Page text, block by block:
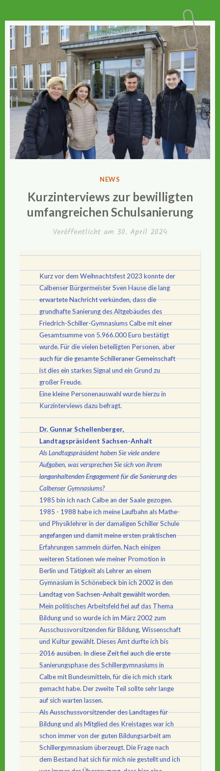
VERÖFFENTLICHT
NEWS
Kurzinterviews zur bewilligten
umfangreichen Schulsanierung
Veröffentlicht am 30. April 2024
Kurz vor dem Weihnachtsfest 2023 konnte der
Calbenser Bürgermeister Sven Hause die lang
erwartete Nachricht verkünden, dass die
grundhafte Sanierung des Altgebäudes des
Friedrich-Schiller-Gymnasiums Calbe mit einer
Gesamtsumme von 5.966.000 Euro bestätigt
wurde. Für die vielen beteiligten Personen, aber
auch für die gesamte Schilleraner Gemeinschaft
ist dies ein starkes Signal und ein Grund zu
großer Freude.
Eine kleine Personenauswahl wurde hierzu in
Kurzinterviews dazu befragt.
Dr. Gunnar Schellenberger,
Landtagspräsident Sachsen-Anhalt
Als Landtagspräsident haben Sie viele andere
Aufgaben, was versprechen Sie sich von ihrem
langanhaltenden Engagement für die Sanierung des
Calbenser Gymnasiums?
1985 bin ich nach Calbe an der Saale gezogen.
1985 - 1988 habe ich meine Laufbahn als Mathe-
und Physiklehrer in der damaligen Schiller Schule
angefangen und damit meine ersten praktischen
Erfahrungen sammeln dürfen. Nach einigen
weiteren Stationen wie meiner Promotion in
Berlin und Tätigkeit als Lehrer an einem
Gymnasium in Schönebeck bin ich 2002 in den
Landtag von Sachsen-Anhalt gewählt worden.
Mein politisches Arbeitsfeld fiel auf das Thema
Bildung und so wurde ich im März 2002 zum
Ausschussvorsitzenden für Bildung, Wissenschaft
und Kultur gewählt. Dieses Amt durfte ich bis
2016 ausüben. In diese Zeit fiel auch die erste
Sanierungsphase des Schillergymnasiums in
Calbe mit Bundesmitteln, für die ich mich stark
gemacht habe. Der zweite Teil sollte sehr lange
auf sich warten lassen.
Als Ausschussvorsitzender des Landtages für
Bildung und als Mitglied des Kreistages war ich
schon immer von der guten Bildungsarbeit am
Schillergymnasium überzeugt. Die Frage nach
dem Bestand hat sich für mich nie gestellt und ich